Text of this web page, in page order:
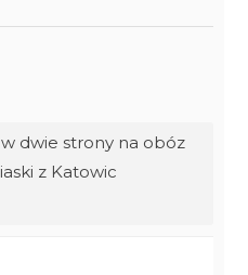
dwie strony na obóz
z Katowic